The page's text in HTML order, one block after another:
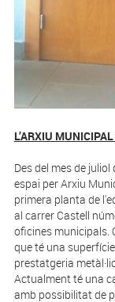
L’ARXIU
Des del mes de
espai per Arxiu
primera planta de
al carrer Castell
oficines municipals.
que té una
prestatgeria
Actualment té una
amb possibilitat de